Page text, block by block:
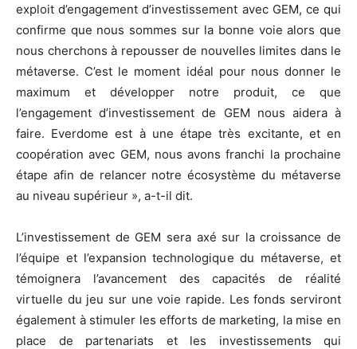
exploit d’engagement d’investissement avec GEM, ce qui
confirme que nous sommes sur la bonne voie alors que
nous cherchons à repousser de nouvelles limites dans le
métaverse. C’est le moment idéal pour nous donner le
maximum et développer notre produit, ce que
l’engagement d’investissement de GEM nous aidera à
faire. Everdome est à une étape très excitante, et en
coopération avec GEM, nous avons franchi la prochaine
étape afin de relancer notre écosystème du métaverse
au niveau supérieur », a-t-il dit.
L’investissement de GEM sera axé sur la croissance de
l’équipe et l’expansion technologique du métaverse, et
témoignera l’avancement des capacités de réalité
virtuelle du jeu sur une voie rapide. Les fonds serviront
également à stimuler les efforts de marketing, la mise en
place de partenariats et les investissements qui